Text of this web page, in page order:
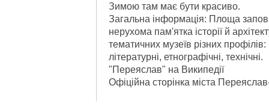
Зимою там має бути красиво.
Загальна інформація: Площа
нерухома пам'ятка історії й
тематичних музеїв різних профілів:
літературні, етнографічні, технічні.
"Переяслав" на Википедії
Офіційна сторінка міста